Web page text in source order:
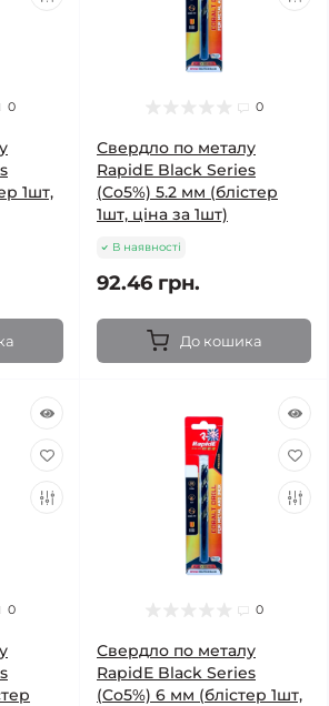
0
1шт,
0
Свердло по металу
RapidE Black Series
(Co5%) 5.2 мм (блістер
1шт, ціна за 1шт)
В наявності
92.46 грн.
До кошика
0 0
Свердло по металу
RapidE Black Series
(Co5%) 6 мм (блістер 1шт,